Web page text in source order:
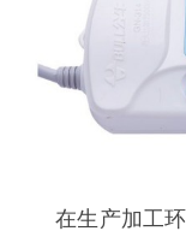
在生产加工